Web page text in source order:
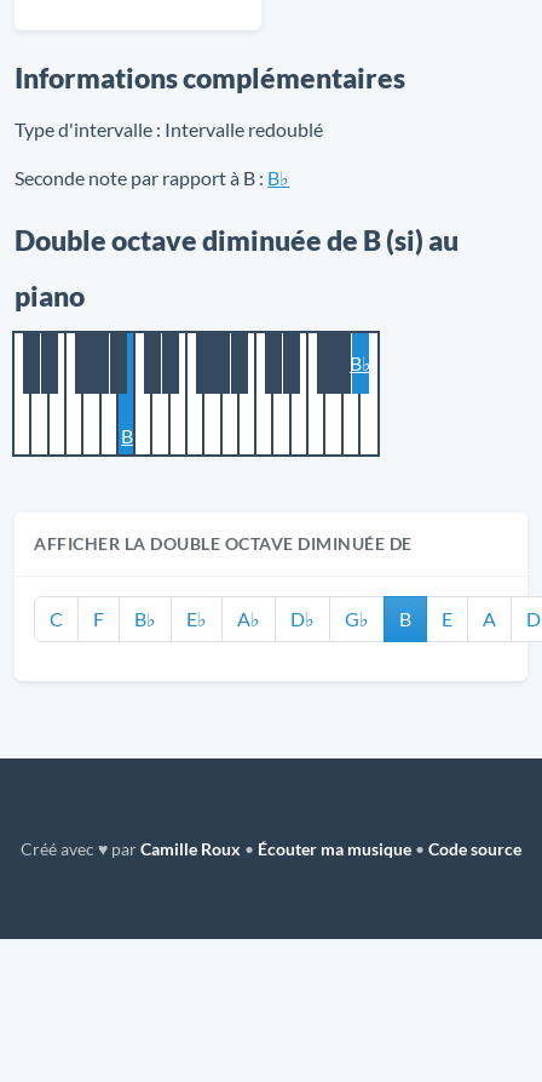
Informations complémentaires
Type d'intervalle : Intervalle redoublé
Seconde note par rapport à B : B♭
Double octave diminuée de B (si) au
piano
B
B♭
AFFICHER LA DOUBLE OCTAVE DIMINUÉE DE
C F B♭ E♭ A♭ D♭ G♭ B E A D
Créé avec ♥ parCamille Roux • Écouter ma musique • Code source